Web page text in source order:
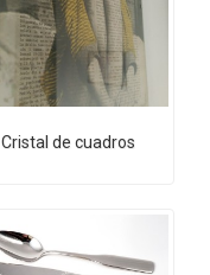
Cristal de cuadros